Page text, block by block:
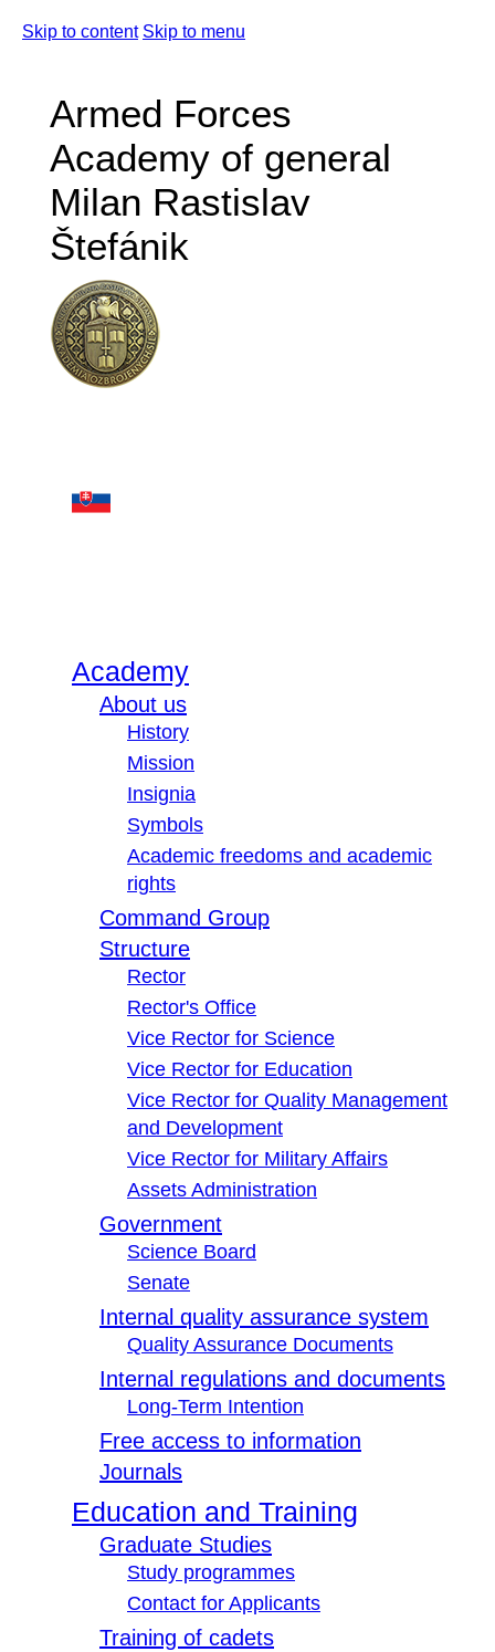
Skip to content Skip to menu
Armed Forces
Academy of general
Milan Rastislav
Štefánik
Academy
About us
History
Mission
Insignia
Symbols
Academic freedoms and academic
rights
Command Group
Structure
Rector
Rector's Office
Vice Rector for Science
Vice Rector for Education
Vice Rector for Quality Management
and Development
Vice Rector for Military Affairs
Assets Administration
Government
Science Board
Senate
Internal quality assurance system
Quality Assurance Documents
Internal regulations and documents
Long-Term Intention
Free access to information
Journals
Education and Training
Graduate Studies
Study programmes
Contact for Applicants
Training of cadets